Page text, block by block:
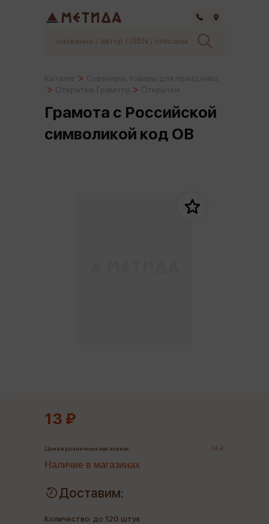
Грамота с Российской
символикой код ОВ
13 ₽
Цена в розничных магазинах: 14 ₽
Наличие в магазинах
Доставим:
Количество: до 120 штук